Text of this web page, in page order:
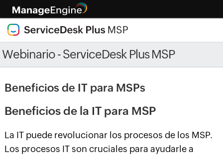
Webinario - ServiceDesk Plus MSP
Beneficios de IT para MSPs
Beneficios de la IT para MSP
La IT puede revolucionar los procesos de los MSP.
Los procesos IT son cruciales para ayudarle a